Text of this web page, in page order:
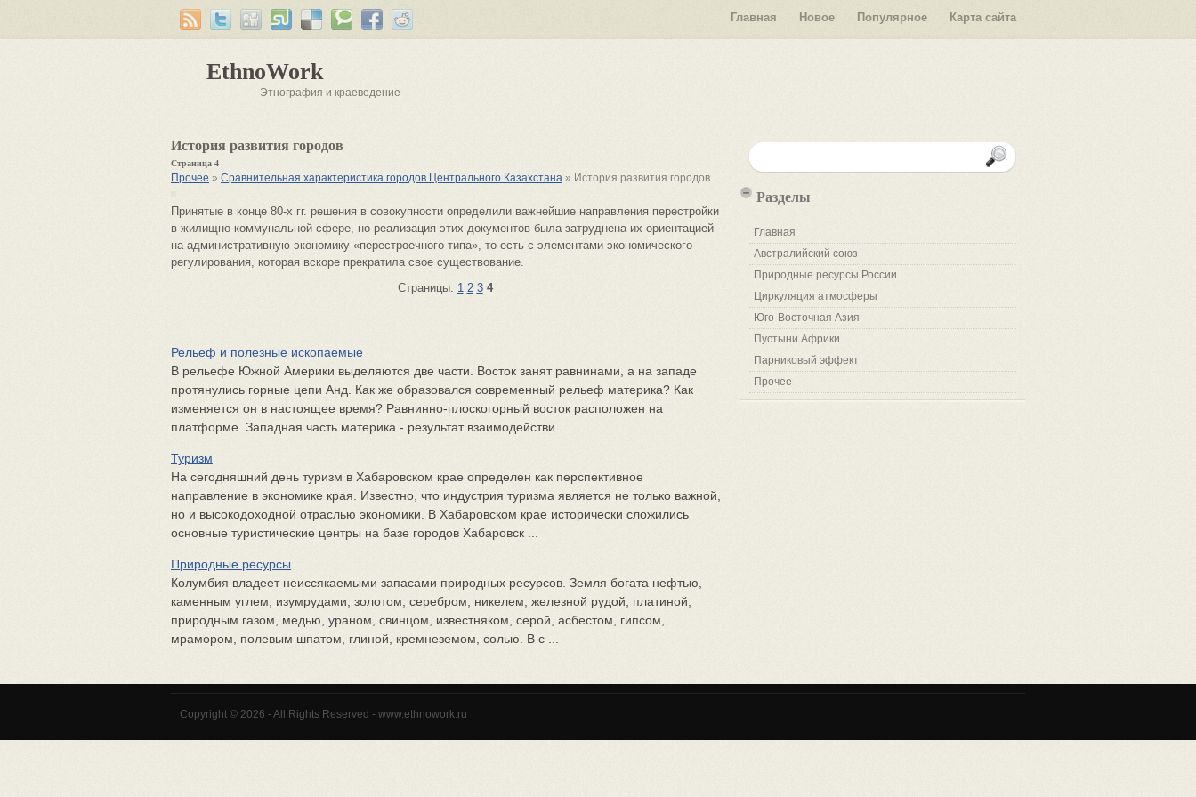
EthnoWork
Этнография и краеведение
Главная Новое Популярное Карта сайта
История развития городов
Страница 4
Прочее » Сравнительная характеристика городов Центрального Казахстана » История развития городов
Принятые в конце 80-х гг. решения в совокупности определили важнейшие направления перестройки
в жилищно-коммунальной сфере, но реализация этих документов была затруднена их ориентацией
на административную экономику «перестроечного типа», то есть с элементами экономического
регулирования, которая вскоре прекратила свое существование.
Страницы: 1 2 3 4
Рельеф и полезные ископаемые
В рельефе Южной Америки выделяются две части. Восток занят равнинами, а на западе
протянулись горные цепи Анд. Как же образовался современный рельеф материка? Как
изменяется он в настоящее время? Равнинно-плоскогорный восток расположен на
платформе. Западная часть материка - результат взаимодействи ...
Туризм
На сегодняшний день туризм в Хабаровском крае определен как перспективное
направление в экономике края. Известно, что индустрия туризма является не только важной,
но и высокодоходной отраслью экономики. В Хабаровском крае исторически сложились
основные туристические центры на базе городов Хабаровск ...
Природные ресурсы
Колумбия владеет неиссякаемыми запасами природных ресурсов. Земля богата нефтью,
каменным углем, изумрудами, золотом, серебром, никелем, железной рудой, платиной,
природным газом, медью, ураном, свинцом, известняком, серой, асбестом, гипсом,
мрамором, полевым шпатом, глиной, кремнеземом, солью. В с ...
Разделы
Главная
Австралийский союз
Природные ресурсы России
Циркуляция атмосферы
Юго-Восточная Азия
Пустыни Африки
Парниковый эффект
Прочее
Copyright © 2026 - All Rights Reserved - www.ethnowork.ru